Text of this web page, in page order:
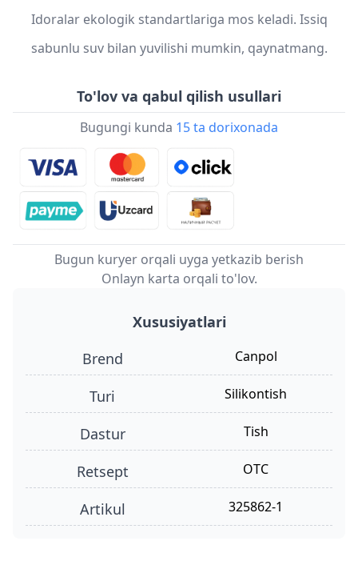
Idoralar ekologik standartlariga mos keladi. Issiq
sabunlu suv bilan yuvilishi mumkin, qaynatmang.
To'lov va qabul qilish usullari
Bugungi kunda 15 ta dorixonada
Bugun kuryer orqali uyga yetkazib berish
Onlayn karta orqali to'lov.
Xususiyatlari
Brend
Canpol
turi silikontish
dastur tish
retsept OTC
Artikul 325862-1